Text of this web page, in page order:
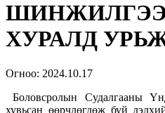
ХУРАЛД
Огноо: 2024.10.17
Боловсролын Судалгааны
хувьсан өөрчлөгдөж буй